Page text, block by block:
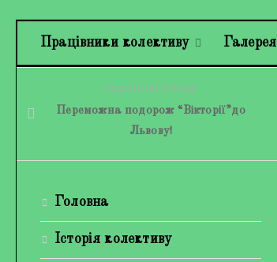
Працівники колективу Галерея
PREVIOUS STORY
Переможна подорож “Вікторії”до
Львову!
Головна
Історія колективу